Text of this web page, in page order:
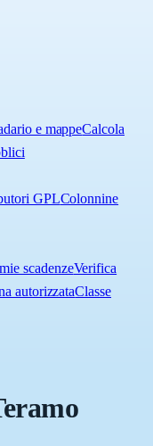
e mappeCalcola
GPLColonnine
scadenzeVerifica
autorizzataClasse